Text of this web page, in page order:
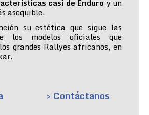
casi de Enduro y un
asequible.
su estética que sigue las
los modelos oficiales que
grandes Rallyes africanos, en
> Contáctanos